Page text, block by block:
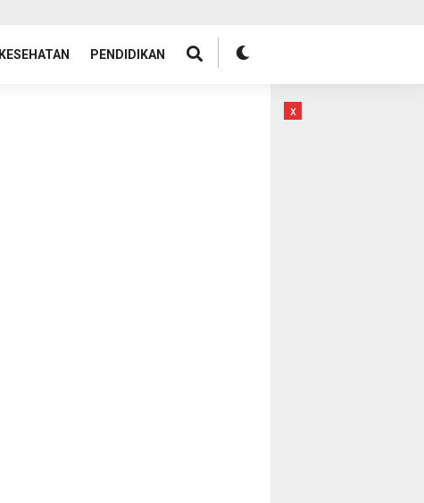
KESEHATAN PENDIDIKAN
x